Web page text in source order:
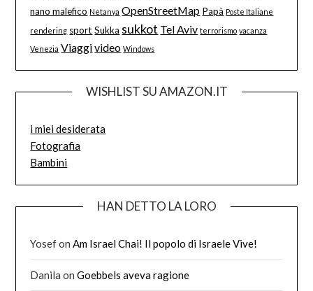
nano malefico Netanya OpenStreetMap Papà Poste Italiane
rendering sport Sukka sukkot Tel Aviv terrorismo vacanza
Venezia Viaggivideo Windows
WISHLIST SU AMAZON.IT
i miei desiderata
Fotografia
Bambini
HAN DETTO LA LORO
YosefonAm Israel Chai! Il popolo di Israele Vive!
Danila onGoebbels aveva ragione